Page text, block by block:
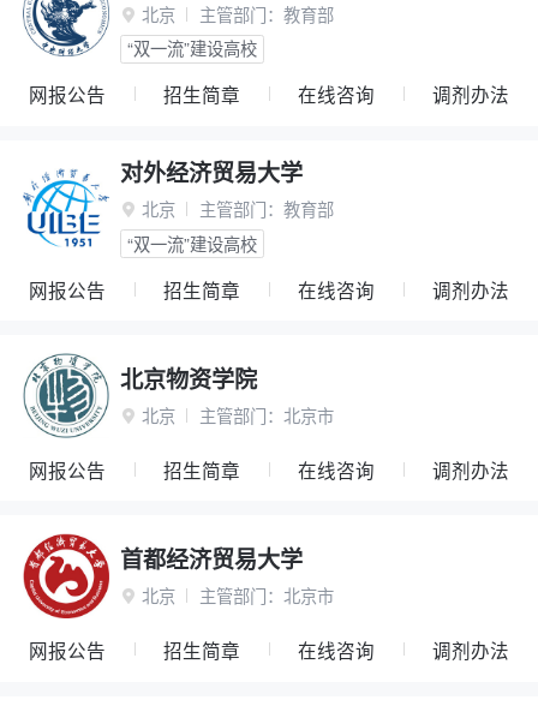
 北京 主管部门： 教育部
“双一流”建设高校
网报公告 招生简章 在线咨询 调剂办法
对外经济贸易大学
 北京 主管部门： 教育部
“双一流”建设高校
网报公告 招生简章 在线咨询 调剂办法
北京物资学院
 北京 主管部门： 北京市
网报公告 招生简章 在线咨询 调剂办法
首都经济贸易大学
 北京 主管部门： 北京市
网报公告 招生简章 在线咨询 调剂办法